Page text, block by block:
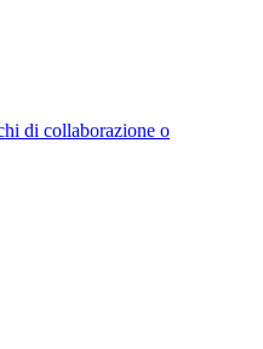
di collaborazione o